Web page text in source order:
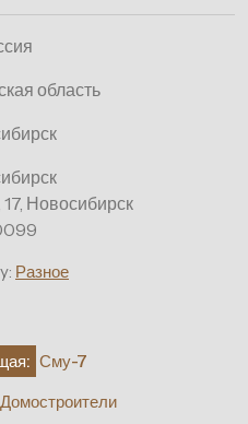
область
Новосибирск
Разное
Сму-7
Домостроители